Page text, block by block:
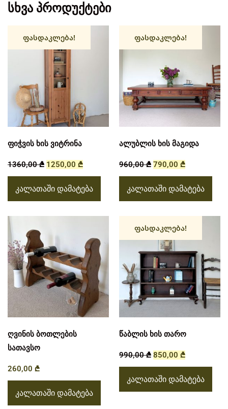
სხვა პროდუქტები
ფასდაკლება!
ფიჭვის ხის ვიტრინა
1360,00₾ 1250,00 ₾
კალათაში დამატება
ფასდაკლება!
ალუბლის ხის მაგიდა
960,00₾ 790,00 ₾
კალათაში დამატება
ღვინის ბოთლების
სათავსო
260,00 ₾
კალათაში დამატება
ფასდაკლება!
წაბლის ხის თარო
990,00₾ 850,00 ₾
კალათაში დამატება